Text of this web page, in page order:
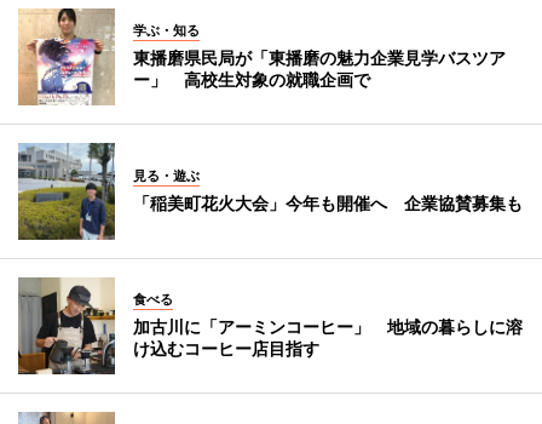
学ぶ・知る
東播磨県民局が「東播磨の魅力企業見学バスツア
ー」 高校生対象の就職企画で
見る・遊ぶ
「稲美町花火大会」今年も開催へ 企業協賛募集も
食べる
加古川に「アーミンコーヒー」 地域の暮らしに溶
け込むコーヒー店目指す